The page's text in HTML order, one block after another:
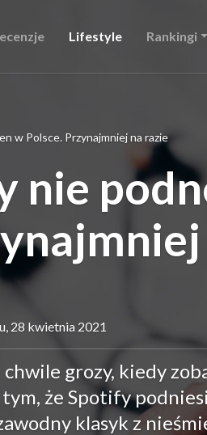
Lifestyle Rankingi
w Polsce. Przynajmniej na razie
nie
28 kwietnia 2021
grozy, kiedy
że Spotify
klasyk z